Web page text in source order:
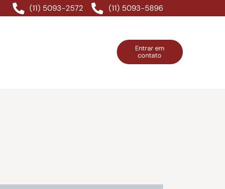
(11) 5093-2572 (11) 5093-5896
Entrar em
contato